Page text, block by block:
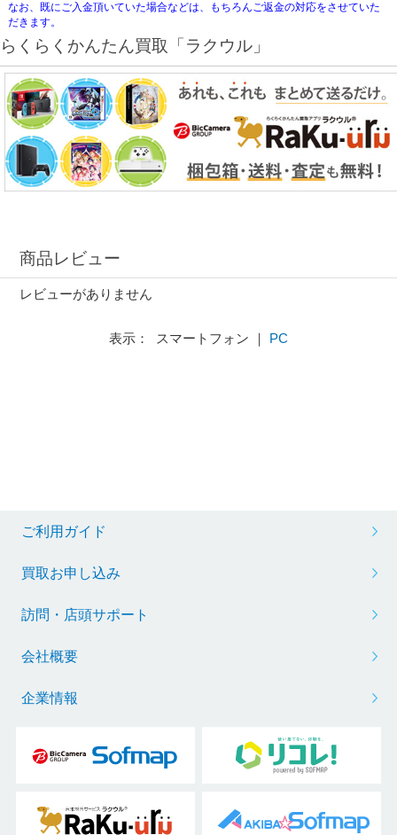
なお、既にご入金頂いていた場合などは、もちろんご返金の対応をさせていた
だきます。
らくらくかんたん買取「ラクウル」
商品レビュー
レビューがありません
表示： スマートフォン ｜ PC
ご利用ガイド
買取お申し込み
訪問・店頭サポート
会社概要
企業情報